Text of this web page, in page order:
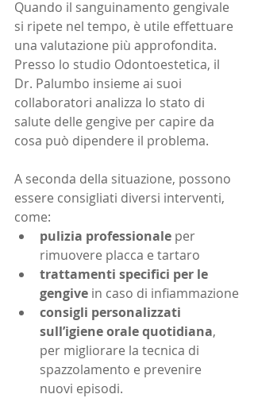
Quando il sanguinamento gengivale
si ripete nel tempo, è utile effettuare
una valutazione più approfondita.
Presso lo studio Odontoestetica, il
Dr. Palumbo insieme ai suoi
collaboratori analizza lo stato di
salute delle gengive per capire da
cosa può dipendere il problema.
A seconda della situazione, possono
essere consigliati diversi interventi,
come:
pulizia professionale per
rimuovere placca e tartaro
trattamenti specifici per le
gengive in caso di infiammazione
consigli personalizzati
sull’igiene orale quotidiana,
per migliorare la tecnica di
spazzolamento e prevenire
nuovi episodi.